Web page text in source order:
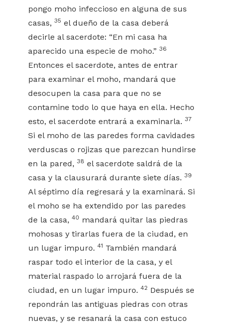
pongo moho infeccioso en alguna de sus
casas, 35 el dueño de la casa deberá
decirle al sacerdote: “En mi casa ha
aparecido una especie de moho.” 36
Entonces el sacerdote, antes de entrar
para examinar el moho, mandará que
desocupen la casa para que no se
contamine todo lo que haya en ella. Hecho
esto, el sacerdote entrará a examinarla. 37
Si el moho de las paredes forma cavidades
verduscas o rojizas que parezcan hundirse
en la pared, 38 el sacerdote saldrá de la
casa y la clausurará durante siete días. 39
Al séptimo día regresará y la examinará. Si
el moho se ha extendido por las paredes
de la casa, 40 mandará quitar las piedras
mohosas y tirarlas fuera de la ciudad, en
un lugar impuro. 41 También mandará
raspar todo el interior de la casa, y el
material raspado lo arrojará fuera de la
ciudad, en un lugar impuro. 42 Después se
repondrán las antiguas piedras con otras
nuevas, y se resanará la casa con estuco